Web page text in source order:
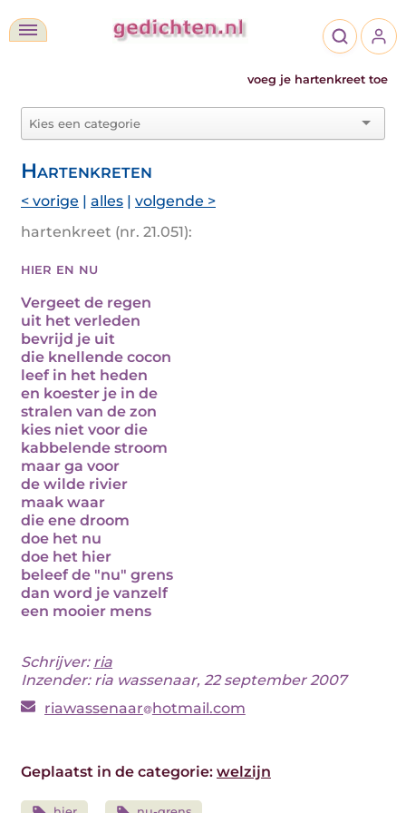
voeg je hartenkreet toe
Hartenkreten
< vorige | alles | volgende >
hartenkreet (nr. 21.051):
hier en nu
Vergeet de regen
uit het verleden
bevrijd je uit
die knellende cocon
leef in het heden
en koester je in de
stralen van de zon
kies niet voor die
kabbelende stroom
maar ga voor
de wilde rivier
maak waar
die ene droom
doe het nu
doe het hier
beleef de "nu" grens
dan word je vanzelf
een mooier mens
Schrijver: ria
Inzender: ria wassenaar, 22 september 2007
riawassenaar hotmail.com
Geplaatst in de categorie: welzijn